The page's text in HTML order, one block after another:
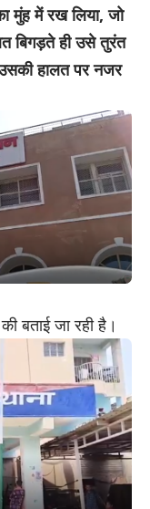
मुंह में रख लिया, जो
बिगड़ते ही उसे तुरंत
उसकी हालत पर नजर
बताई जा रही है।